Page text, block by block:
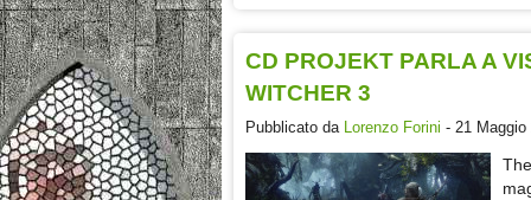
CD PROJEKT PARLA A
WITCHER 3
Pubblicato da Lorenzo Forini - 21 Maggio